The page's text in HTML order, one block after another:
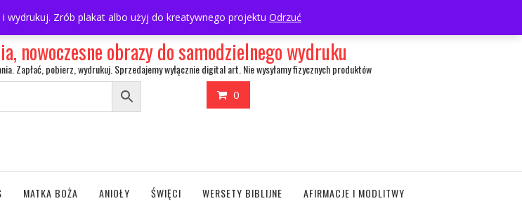
wydrukuj. Zrób plakat albo użyj do kreatywnego projektu Odrzuć
nowoczesne obrazy do samodzielnego wydruku
Zapłać, pobierz, wydrukuj. Sprzedajemy wyłącznie digital art. Nie wysyłamy fizycznych produktów
0
MATKA BOŻA ANIOŁY ŚWIĘCI WERSETY BIBLIJNE AFIRMACJE I MODLITWY